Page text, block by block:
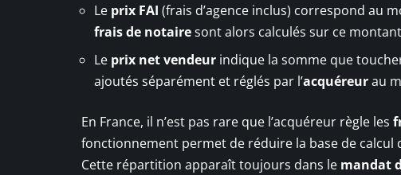
Le prix FAI (frais d’agence inclus) correspond au
frais de notairesont alors calculés sur ce
Le prix net vendeur indique la somme que
ajoutés séparément et réglés par l’acquéreurau
En France, il n’est pas rare que l’acquéreur règle les
fonctionnement permet de réduire la base de calcul
Cette répartition apparaît toujours dans le mandat